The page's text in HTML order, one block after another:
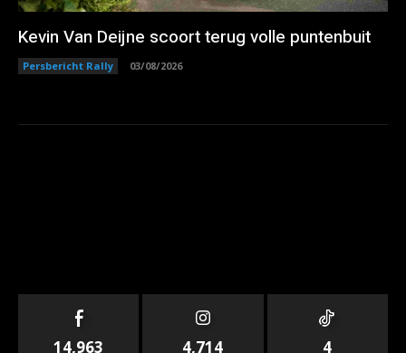
Kevin Van Deijne scoort terug volle puntenbuit
Persbericht Rally 03/08/2026
14,963 4,714 4